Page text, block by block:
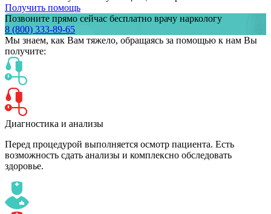
Получить помощь
Позвоните прямо сейчас бесплатно врачу наркологу
8 (800) 333-89-65
Мы знаем, как Вам тяжело, обращаясь за помощью к нам Вы
получите:
Диагностика и анализы
Перед процедурой выполняется осмотр пациента. Есть
возможность сдать анализы и комплексно обследовать
здоровье.